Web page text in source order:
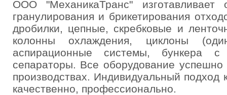
ООО "МеханикаТранс" изготавливает
гранулирования и брикетирования
дробилки, цепные, скребковые и
колонны охлаждения, циклоны
аспирационные системы, бункера с
сепараторы. Все оборудование
производствах. Индивидуальный подход
качественно, профессионально.